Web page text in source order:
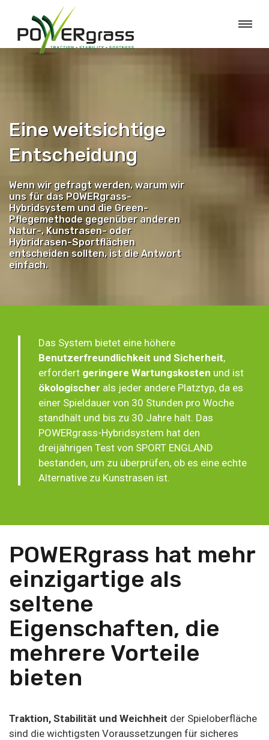
Eine weitsichtige
Entscheidung
Wenn wir gefragt werden, warum wir
uns für das POWERgrass-
Hybridsystem und die Green-
Pflegemethode gegenüber anderen
Natur-, Kunstrasen- oder
Hybridrasen-Sportflächen
entscheiden sollten, ist die Antwort
einfach.
Das System bietet eine höhere
Benutzerfreundlichkeit und Sicherheit,
erfordert geringere Wartungskosten und ist
ökologischer als jeder andere Platztyp, da es
einer Spieldauer von 30 Stunden pro Woche
standhält und bis zu 30 Jahre hält. Das
POWERgrass-Hybridsystem hat den
dreijährigen Test von SPORT ENGLAND
bestanden, um zu überprüfen, ob es eine echte
Alternative zu Kunstrasen ist.
POWERgrass hat mehr
einzigartige als
seltene
Eigenschaften, die
mehrere Vorteile
bieten
Traktion, Stabilität und Weichheit der Spieloberfläche
sind die wichtigsten Voraussetzungen für sicheres